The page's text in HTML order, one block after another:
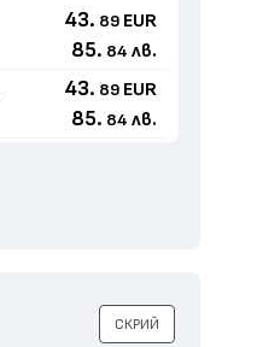
43. 89 EUR
85. 84 лв.
43. 89 EUR
85. 84 лв.
СКРИЙ